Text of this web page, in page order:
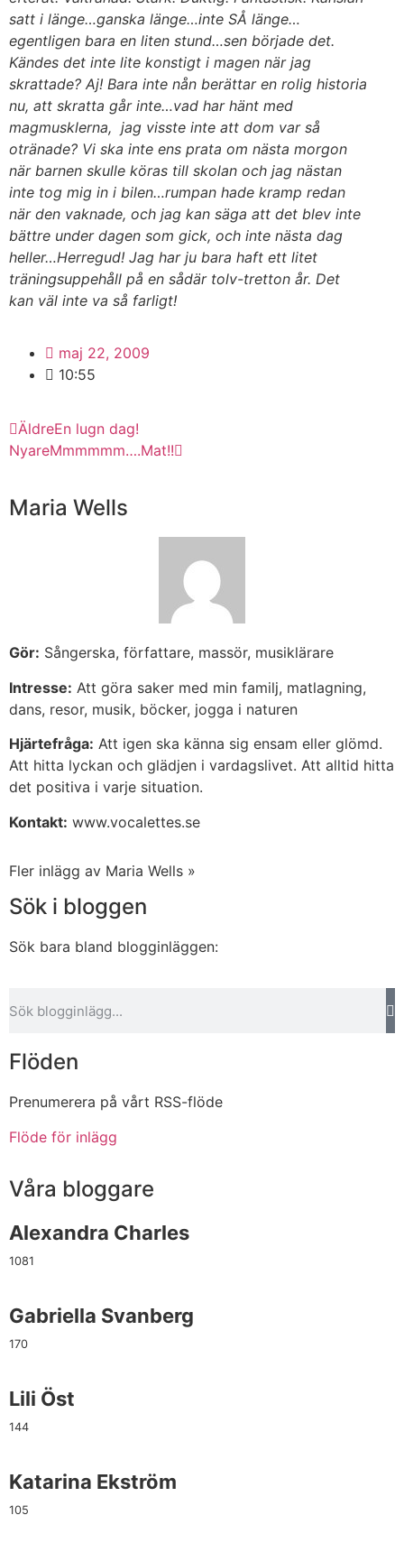
satt i länge…ganska länge…inte SÅ länge…
egentligen bara en liten stund…sen började det.
Kändes det inte lite konstigt i magen när jag
skrattade? Aj! Bara inte nån berättar en rolig historia
nu, att skratta går inte…vad har hänt med
magmusklerna, jag visste inte att dom var så
otränade? Vi ska inte ens prata om nästa morgon
när barnen skulle köras till skolan och jag nästan
inte tog mig in i bilen…rumpan hade kramp redan
när den vaknade, och jag kan säga att det blev inte
bättre under dagen som gick, och inte nästa dag
heller…Herregud! Jag har ju bara haft ett litet
träningsuppehåll på en sådär tolv-tretton år. Det
kan väl inte va så farligt!
maj 22, 2009
10:55
ÄldreEn lugn dag!
NyareMmmmmm….Mat!!
Maria Wells
Gör: Sångerska, författare, massör, musiklärare
Intresse: Att göra saker med min familj, matlagning,
dans, resor, musik, böcker, jogga i naturen
Hjärtefråga: Att igen ska känna sig ensam eller glömd.
Att hitta lyckan och glädjen i vardagslivet. Att alltid hitta
det positiva i varje situation.
Kontakt: www.vocalettes.se
Fler inlägg av Maria Wells »
Sök i bloggen
Sök bara bland blogginläggen:
Flöden
Prenumerera på vårt RSS-flöde
Flöde för inlägg
Våra bloggare
Alexandra Charles
1081
Gabriella Svanberg
170
Lili Öst
144
Katarina Ekström
105